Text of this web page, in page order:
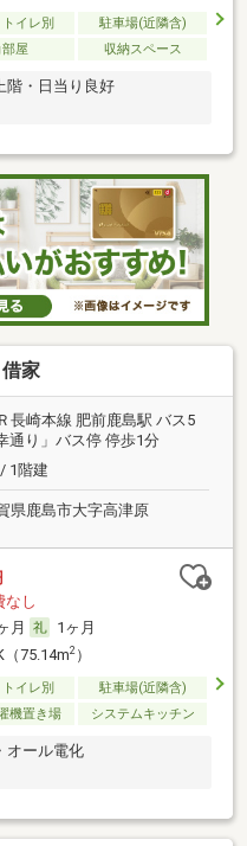
イレ別
駐車場(近隣含)
部屋 収納スペース
階・日当り良好
家
Ｒ長崎本線 肥前鹿島駅 バス5
通り」バス停 停歩1分
1階建
県鹿島市大字高津原
なし
月
1ヶ月
（75.14m2）
イレ別
駐車場(近隣含)
機置き場 システムキッチン
オール電化